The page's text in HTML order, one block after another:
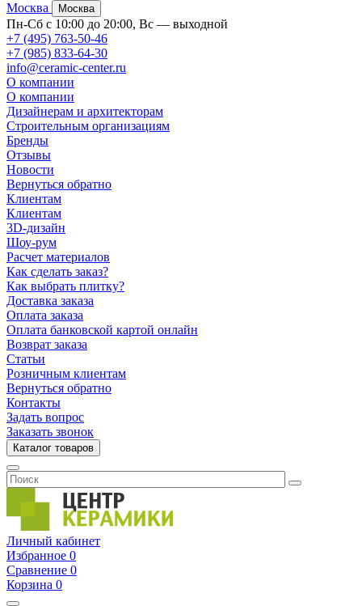
Москва
Москва
Пн-Сб с 10:00 до 20:00, Вс — выходной
+7 (495) 763-50-46
+7 (985) 833-64-30
info@ceramic-center.ru
О компании
О компании
Дизайнерам и архитекторам
Строительным организациям
Бренды
Отзывы
Новости
Вернуться обратно
Клиентам
Клиентам
3D-дизайн
Шоу-рум
Расчет материалов
Как сделать заказ?
Как выбрать плитку?
Доставка заказа
Оплата заказа
Оплата банковской картой онлайн
Возврат заказа
Статьи
Розничным клиентам
Вернуться обратно
Контакты
Задать вопрос
Заказать звонок
Каталог товаров
Личный кабинет
Избранное 0
Сравнение 0
Корзина 0